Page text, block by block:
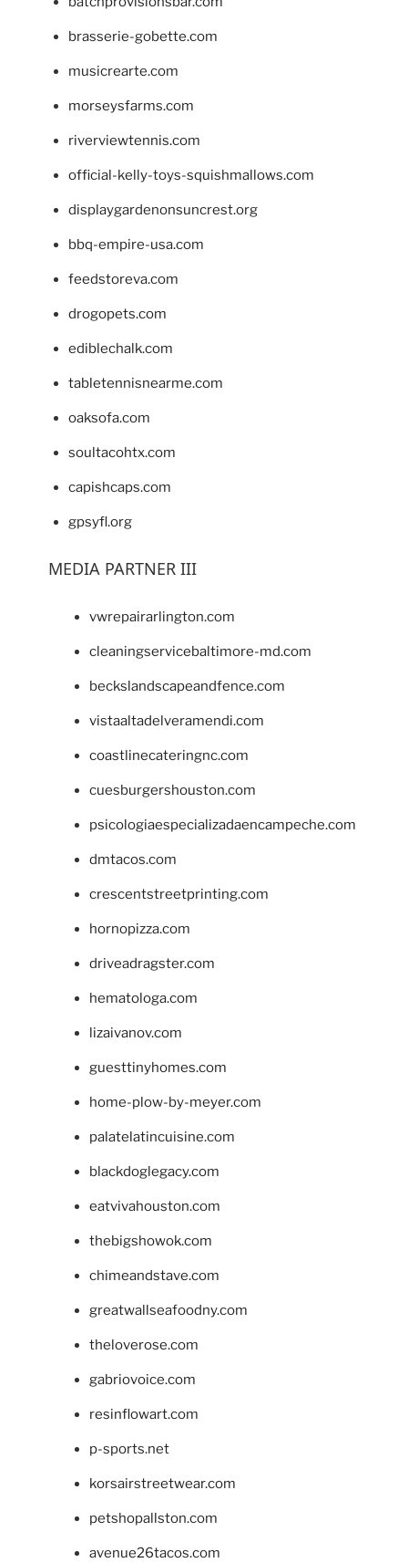
brasserie-gobette.com
musicrearte.com
morseysfarms.com
riverviewtennis.com
official-kelly-toys-squishmallows.com
displaygardenonsuncrest.org
bbq-empire-usa.com
feedstoreva.com
drogopets.com
ediblechalk.com
tabletennisnearme.com
oaksofa.com
soultacohtx.com
capishcaps.com
gpsyfl.org
MEDIA PARTNER III
vwrepairarlington.com
cleaningservicebaltimore-md.com
beckslandscapeandfence.com
vistaaltadelveramendi.com
coastlinecateringnc.com
cuesburgershouston.com
psicologiaespecializadaencampeche.com
dmtacos.com
crescentstreetprinting.com
hornopizza.com
driveadragster.com
hematologa.com
lizaivanov.com
guesttinyhomes.com
home-plow-by-meyer.com
palatelatincuisine.com
blackdoglegacy.com
eatvivahouston.com
thebigshowok.com
chimeandstave.com
greatwallseafoodny.com
theloverose.com
gabriovoice.com
resinflowart.com
p-sports.net
korsairstreetwear.com
petshopallston.com
avenue26tacos.com